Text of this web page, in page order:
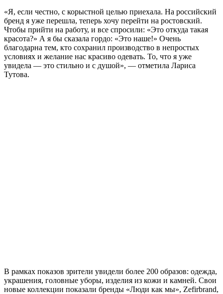
«Я, если честно, с корыстной целью приехала. На российский
бренд я уже перешла, теперь хочу перейти на ростовский.
Чтобы прийти на работу, и все спросили: «Это откуда такая
красота?» А я бы сказала гордо: «Это наше!» Очень
благодарна тем, кто сохранил производство в непростых
условиях и желание нас красиво одевать. То, что я уже
увидела — это стильно и с душой», — отметила Лариса
Тутова.
В рамках показов зрители увидели более 200 образов: одежда,
украшения, головные уборы, изделия из кожи и камней. Свои
новые коллекции показали бренды «Люди как мы», Zefirbrand,